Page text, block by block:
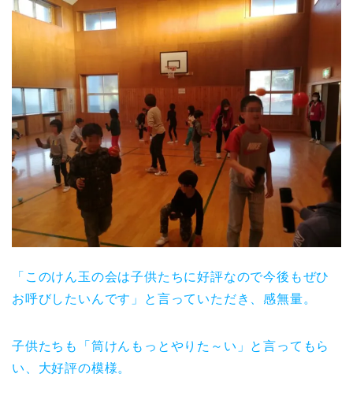
「このけん玉の会は子供たちに好評なので今後もぜひ
お呼びしたいんです」と言っていただき、感無量。
子供たちも「筒けんもっとやりた～い」と言ってもら
い、大好評の模様。